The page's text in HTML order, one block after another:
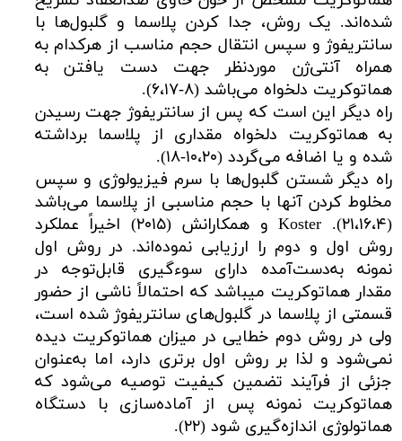
شده‌اند. یک روش، جدا کردن پلاسما و گلبول‌ها با
سانتریفوژ و سپس انتقال حجم مناسب از هرکدام به
همراه آنتی‌ژن موردنظر جهت دست یافتن به
هماتوکریت دلخواه می‌باشد (۸-۶،۱۷).
راه دیگر این است که پس از سانتریفوژ جهت رسیدن
به هماتوکریت دلخواه مقداری از پلاسما برداشته
شده و یا اضافه می‌گردد (۱۰،۲۰-۱۸).
راه دیگر شستن گلبول‌ها با سرم فیزیولوژی و سپس
مخلوط کردن آنها با حجم مناسبی از پلاسما می‌باشد
(۲۱،۱۶،۴). Koster و همکارانش (۲۰۱۵) اخیراً عملکرد
روش اول و دوم را ارزیابی نموده‌اند. در روش اول
نمونه به‌دست‌آمده دارای سوء‌گیری قابل‌توجه در
مقدار هماتوکریت میباشد که احتمالاً ناشی از حضور
قسمتی از پلاسما در گلبول‌های سانتریفوژ شده است،
ولی در روش دوم خطایی در میزان هماتوکریت دیده
نمی‌شود و لذا بر روش اول برتری دارد، اما به‌عنوان
جزئی از فرآیند تضمین کیفیت توصیه می‌شود که
هماتوکریت نمونه پس از آماده‌سازی با دستگاه
هماتولوژی اندازه‌گیری شود (۲۲).